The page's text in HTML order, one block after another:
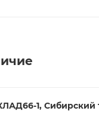
1, Сибирский